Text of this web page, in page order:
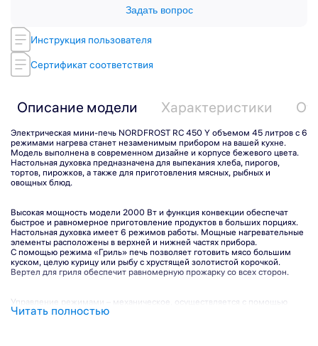
Инструкция пользователя
Сертификат соответствия
Задать вопрос
Описание модели Характеристики
Электрическая мини-печь NORDFROST RC 450 Y объемом 45 литров с 6
режимами нагрева станет незаменимым прибором на вашей кухне.
Модель выполнена в современном дизайне и корпусе бежевого цвета.
Настольная духовка предназначена для выпекания хлеба, пирогов,
тортов, пирожков, а также для приготовления мясных, рыбных и
овощных блюд.
Высокая мощность модели 2000 Вт и функция конвекции обеспечат
быстрое и равномерное приготовление продуктов в больших порциях.
Настольная духовка имеет 6 режимов работы. Мощные нагревательные
элементы расположены в верхней и нижней частях прибора.
С помощью режима «Гриль» печь позволяет готовить мясо большим
куском, целую курицу или рыбу с хрустящей золотистой корочкой.
Вертел для гриля обеспечит равномерную прожарку со всех сторон.
Управление режимами – механическое, осуществляется с помощью
поворотных регуляторов. Диапазон температуры нагрева печи от 100 до
Читать полностью